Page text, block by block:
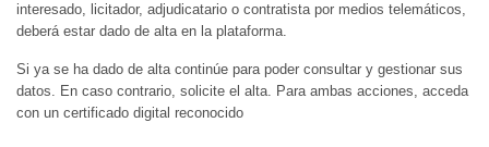
interesado, licitador, adjudicatario o contratista por medios telemáticos,
deberá estar dado de alta en la plataforma.
Si ya se ha dado de alta continúe para poder consultar y gestionar sus
datos. En caso contrario, solicite el alta. Para ambas acciones, acceda
con un certificado digital reconocido